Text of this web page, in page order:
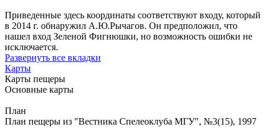
Приведенные здесь координаты соответствуют входу, который
в 2014 г. обнаружил А.Ю.Рычагов. Он предположил, что
нашел вход Зеленой Фигнюшки, но возможность ошибки не
исключается.
Развернуть все вкладки
Карты
Карты пещеры
Основные карты
План
План пещеры из "Вестника Спелеоклуба МГУ", №3(15), 1997